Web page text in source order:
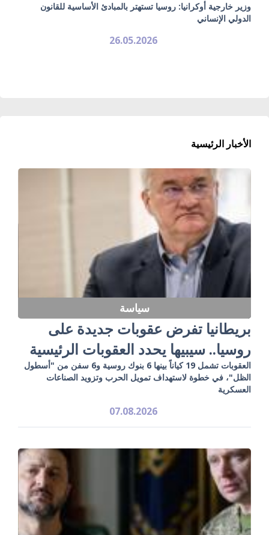
وزير خارجية أوكرانيا: روسيا تستهتر بالمبادئ الأساسية للقانون
الدولي الإنساني
26.05.2026
الأخبار الرئيسية
سياسة
بريطانيا تفرض عقوبات جديدة على
روسيا.. سيبيها يحدد العقوبات الرئيسية
العقوبات تشمل 19 كياناً بينها 6 بنوك روسية و6 سفن من "أسطول
الظل"، في خطوة لاستهداف تمويل الحرب وتزويد الصناعات
العسكرية
07.08.2026